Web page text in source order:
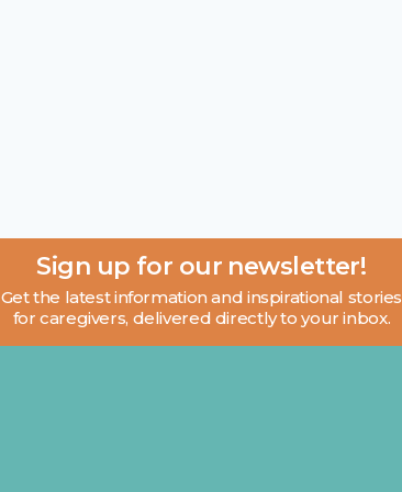
Sign up for our newsletter!
Get the latest information and inspirational stories
for caregivers, delivered directly to your inbox.